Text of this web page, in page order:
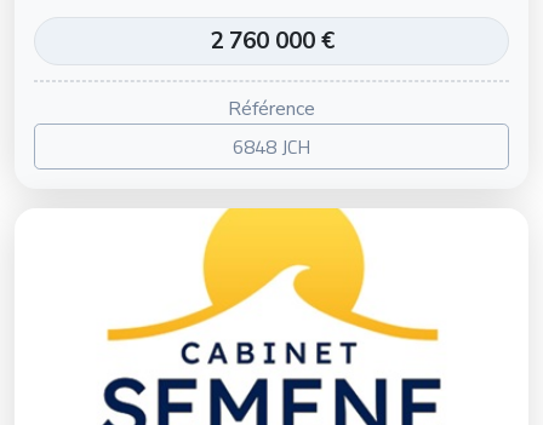
2 760 000 €
Référence
6848 JCH